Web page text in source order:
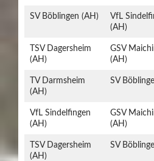
SV Böblingen (AH)
VfL
(AH)
TSV Dagersheim
(AH)
GSV
(AH)
TV Darmsheim
(AH)
SV
VfL Sindelfingen
(AH)
GSV
(AH)
TSV Dagersheim
(AH)
SV